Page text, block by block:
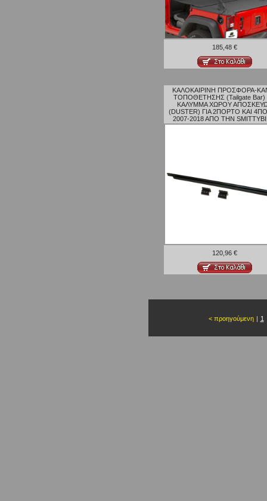
185,48 €
ΚΑΛΟΚΑΙΡΙΝΗ ΠΡΟΣΦΟΡΑ-
ΤΟΠΟΘΕΤΗΣΗΣ (Tailgate Bar)
ΚΑΛΥΜΜΑ ΧΩΡΟΥ
(DUSTER) ΓΙΑ 2ΠΟΡΤΟ ΚΑΙ
2007-2018 ΑΠΟ ΤΗΝ
120,96 €
< προηγούμενη | 1